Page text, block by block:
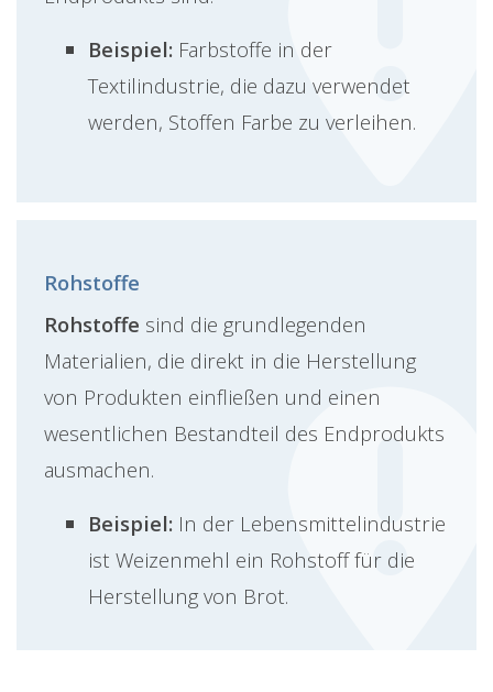
Beispiel: Farbstoffe in der
Textilindustrie, die dazu verwendet
werden, Stoffen Farbe zu verleihen.
Rohstoffe
Rohstoffe sind die grundlegenden
Materialien, die direkt in die Herstellung
von Produkten einfließen und einen
wesentlichen Bestandteil des Endprodukts
ausmachen.
Beispiel: In der Lebensmittelindustrie
ist Weizenmehl ein Rohstoff für die
Herstellung von Brot.